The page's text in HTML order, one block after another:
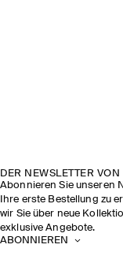
DER NEWSLETTER VON
Abonnieren Sie unseren
Ihre erste Bestellung zu
wir Sie über neue
exklusive Angebote.
ABONNIEREN